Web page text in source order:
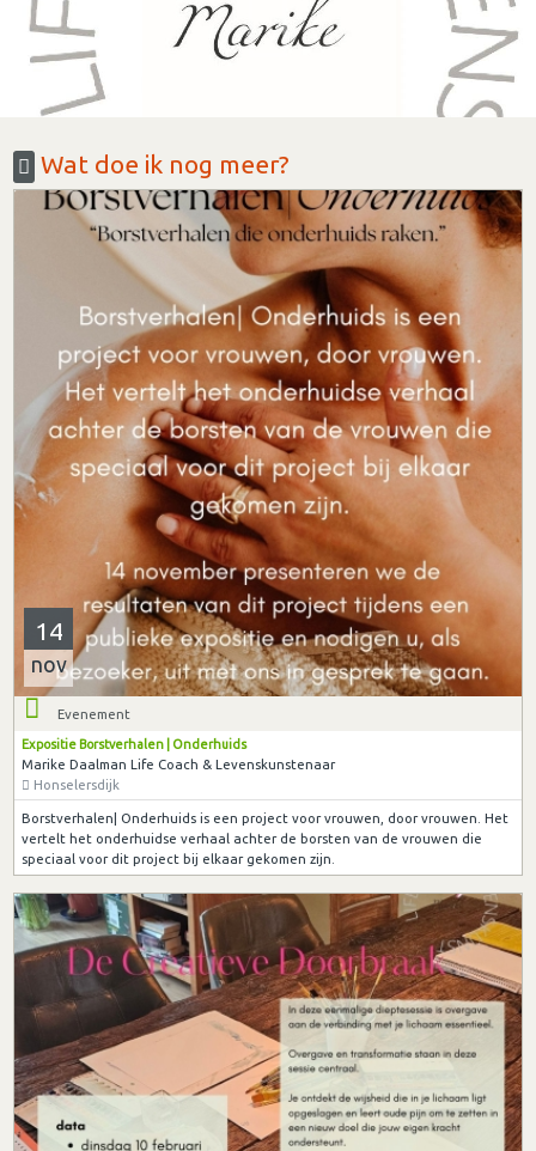
Wat doe ik nog meer?
14
nov
Evenement
Expositie Borstverhalen | Onderhuids
Marike Daalman Life Coach & Levenskunstenaar
Honselersdijk
Borstverhalen| Onderhuids is een project voor vrouwen, door vrouwen. Het
vertelt het onderhuidse verhaal achter de borsten van de vrouwen die
speciaal voor dit project bij elkaar gekomen zijn.